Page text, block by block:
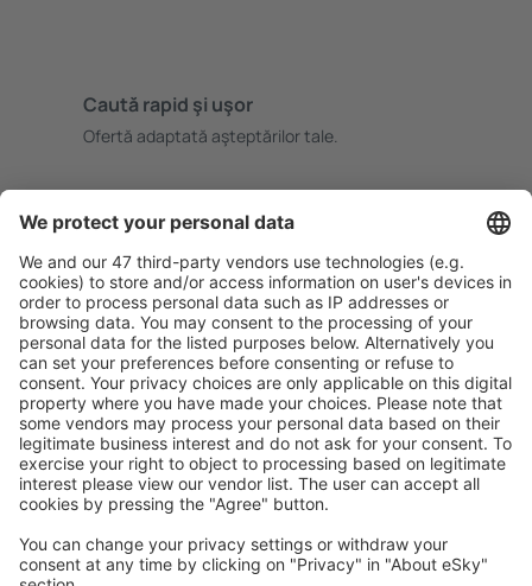
Caută rapid şi uşor
Ofertă adaptată aşteptărilor tale.
Rezervare fără griji cu opțiune gratuită de anulare.
Economiseşte mai mult
Prețuri atractive și oferte speciale pentru utilizatorii
conectați.
Cazarea preferată
Alege din peste 1,3 mil. de opţiuni: hoteluri, cabane,
apartamente și altele.
Cele mai căutate cazări de către utilizatorii eSky